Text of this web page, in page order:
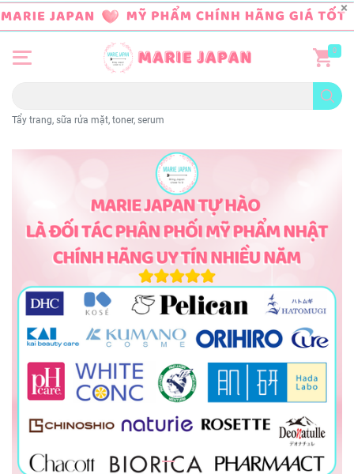
Tẩy trang, sữa rửa mặt, toner, serum
0